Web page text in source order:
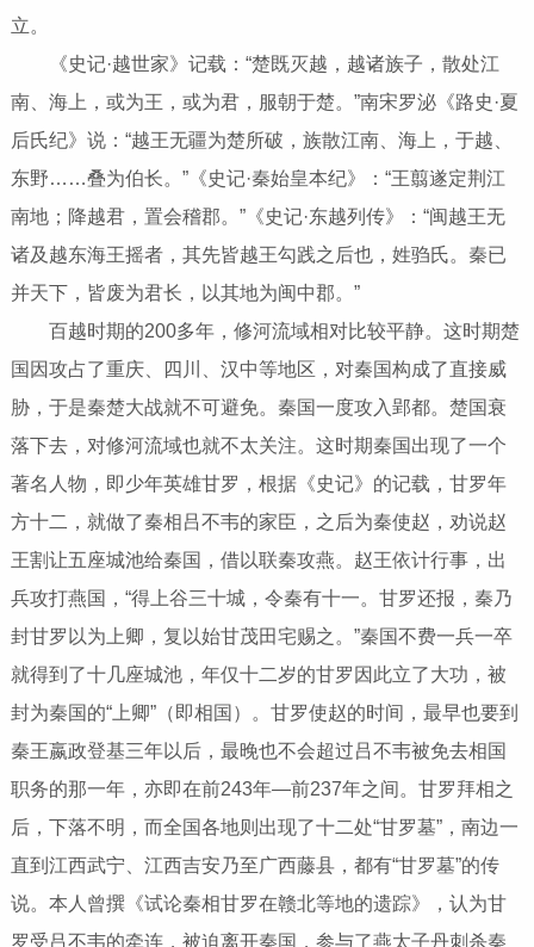
立。
《史记·越世家》记载：“楚既灭越，越诸族子，散处江
南、海上，或为王，或为君，服朝于楚。”南宋罗泌《路史·夏
后氏纪》说：“越王无疆为楚所破，族散江南、海上，于越、
东野……叠为伯长。”《史记·秦始皇本纪》：“王翦遂定荆江
南地；降越君，置会稽郡。”《史记·东越列传》：“闽越王无
诸及越东海王摇者，其先皆越王勾践之后也，姓驺氏。秦已
并天下，皆废为君长，以其地为闽中郡。”
百越时期的200多年，修河流域相对比较平静。这时期楚
国因攻占了重庆、四川、汉中等地区，对秦国构成了直接威
胁，于是秦楚大战就不可避免。秦国一度攻入郢都。楚国衰
落下去，对修河流域也就不太关注。这时期秦国出现了一个
著名人物，即少年英雄甘罗，根据《史记》的记载，甘罗年
方十二，就做了秦相吕不韦的家臣，之后为秦使赵，劝说赵
王割让五座城池给秦国，借以联秦攻燕。赵王依计行事，出
兵攻打燕国，“得上谷三十城，令秦有十一。甘罗还报，秦乃
封甘罗以为上卿，复以始甘茂田宅赐之。”秦国不费一兵一卒
就得到了十几座城池，年仅十二岁的甘罗因此立了大功，被
封为秦国的“上卿”（即相国）。甘罗使赵的时间，最早也要到
秦王嬴政登基三年以后，最晚也不会超过吕不韦被免去相国
职务的那一年，亦即在前243年—前237年之间。甘罗拜相之
后，下落不明，而全国各地则出现了十二处“甘罗墓”，南边一
直到江西武宁、江西吉安乃至广西藤县，都有“甘罗墓”的传
说。本人曾撰《试论秦相甘罗在赣北等地的遗踪》，认为甘
罗受吕不韦的牵连，被迫离开秦国，参与了燕太子丹刺杀秦